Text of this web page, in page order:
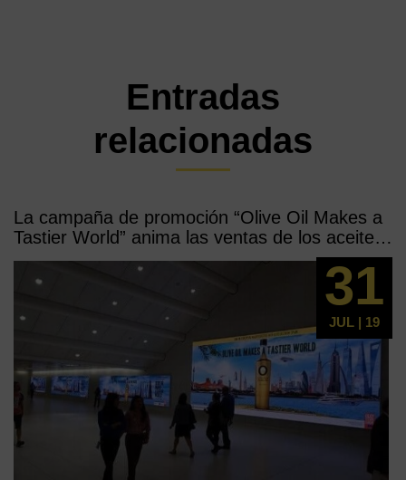
Entradas
relacionadas
La campaña de promoción “Olive Oil Makes a
Tastier World” anima las ventas de los aceites
de oliva en EEUU
31
JUL | 19